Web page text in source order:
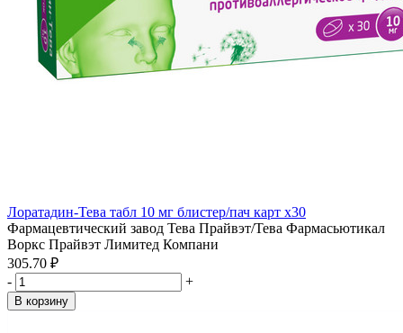
Лоратадин-Тева табл 10 мг блистер/пач карт x30
Фармацевтический завод Тева Прайвэт/Тева Фармасьютикал
Воркс Прайвэт Лимитед Компани
305.70 ₽
-
+
В корзину